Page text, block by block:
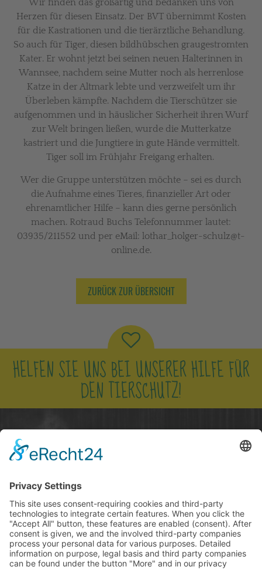
Wir finden das großartig und bedanken uns von
Herzen für diesen Einsatz. Der BVT übernimmt Kosten
für die Kastrationen und die tierärztliche Behandlung.
So auch für Tiger, diesen bildhübschen graugestromten
Kater. Er wohnt jetzt bei seinen neuen Halterinnen in
Wannsee, nachdem seine Mutter noch als herrenlose
Katze in der Altmark lebte und verzweifelt um ihr
Überleben kämpfte. Nachdem die Tierschützer sie
aufgenommen und in häuslicher Sicherheit ihren Wurf
zur Welt bringen ließen, wurde die Mutterkatze
kastriert und die Jungtiere in gute Hände vermittelt.
Tiger soll im Frühjahr Freigang erhalten.
Wer die Gruppe unterstützen möchte – sei es durch
die Aufnahme eines Tieres, finanzieller Art oder
ehrenamtlicher Hilfe – kann dies gerne persönlich
machen. Rotraud Buchs Telefonnummer lautet:
03935/211552 und per eMail: lothar_holger-schulz@t-
online.de.
ZURÜCK ZUR ÜBERSICHT
HELFEN SIE UNS BEI UNSERER HILFE FÜR
DEN TIERSCHUTZ!
NUR ZUSAMMEN KÖNNEN WIR DEN
TIEREN EIN BESSERES LEBEN SCHENKEN!
JETZT SPENDEN